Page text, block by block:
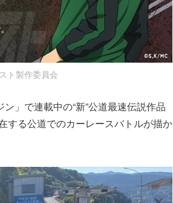
ト製作委員会
」で連載中の“新”公道最速伝説作品
する公道でのカーレースバトルが描か